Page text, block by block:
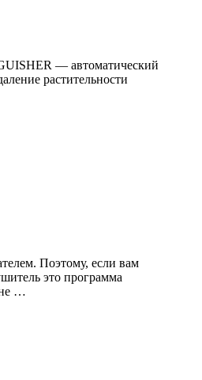
— автоматический
растительности
Поэтому, если вам
это программа
не …